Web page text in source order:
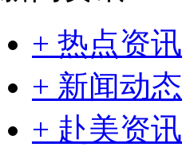
+ 热点资讯
+ 新闻动态
+ 赴美资讯